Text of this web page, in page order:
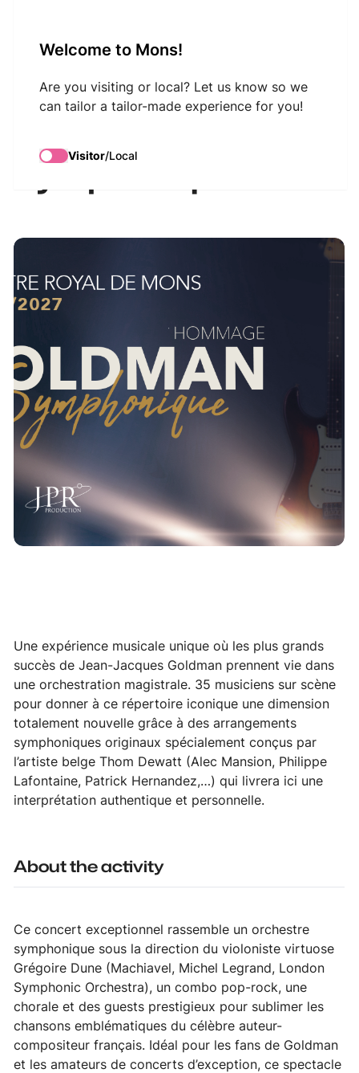
Welcome to Mons!
Are you visiting or local? Let us know so we
can tailor a tailor-made experience for you!
Visitor/Local
Goldman
Symphonique
Une expérience musicale unique où les plus grands
succès de Jean-Jacques Goldman prennent vie dans
une orchestration magistrale. 35 musiciens sur scène
pour donner à ce répertoire iconique une dimension
totalement nouvelle grâce à des arrangements
symphoniques originaux spécialement conçus par
l’artiste belge Thom Dewatt (Alec Mansion, Philippe
Lafontaine, Patrick Hernandez,…) qui livrera ici une
interprétation authentique et personnelle.
About the activity
Ce concert exceptionnel rassemble un orchestre
symphonique sous la direction du violoniste virtuose
Grégoire Dune (Machiavel, Michel Legrand, London
Symphonic Orchestra), un combo pop-rock, une
chorale et des guests prestigieux pour sublimer les
chansons emblématiques du célèbre auteur-
compositeur français. Idéal pour les fans de Goldman
et les amateurs de concerts d’exception, ce spectacle